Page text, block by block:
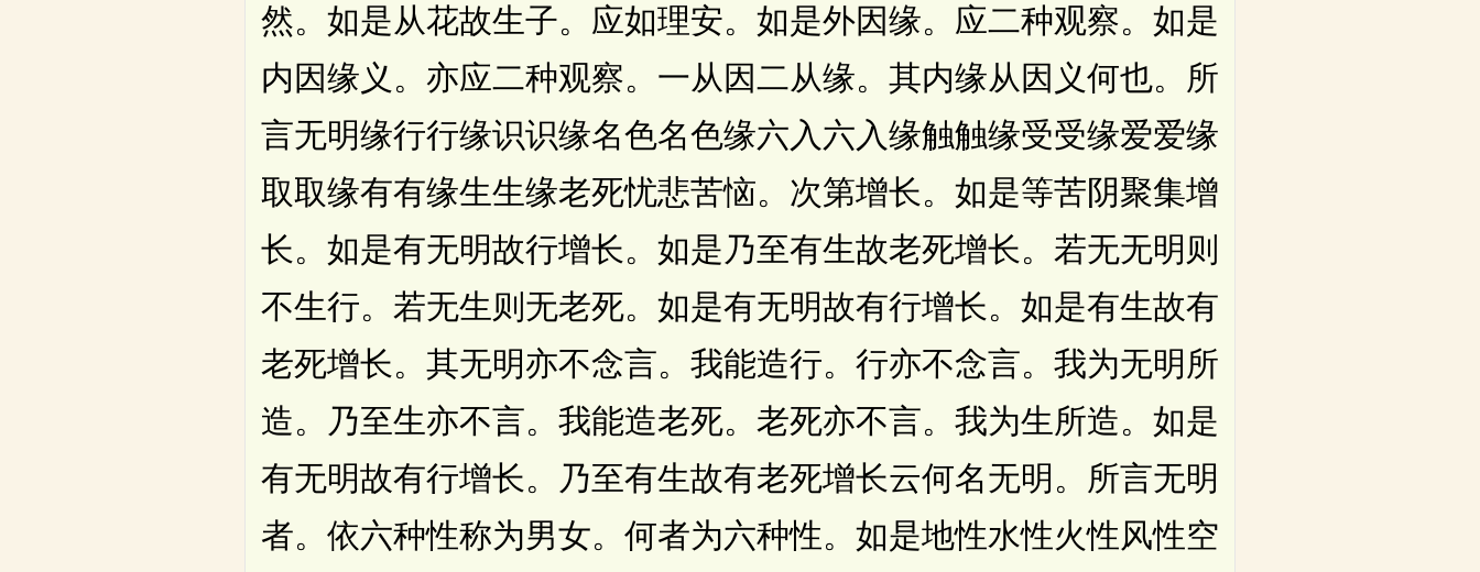
然。如是从花故生子。应如理安。如是外因缘。应二种观察。如是
内因缘义。亦应二种观察。一从因二从缘。其内缘从因义何也。所
言无明缘行行缘识识缘名色名色缘六入六入缘触触缘受受缘爱爱缘
取取缘有有缘生生缘老死忧悲苦恼。次第增长。如是等苦阴聚集增
长。如是有无明故行增长。如是乃至有生故老死增长。若无无明则
不生行。若无生则无老死。如是有无明故有行增长。如是有生故有
老死增长。其无明亦不念言。我能造行。行亦不念言。我为无明所
造。乃至生亦不言。我能造老死。老死亦不言。我为生所造。如是
有无明故有行增长。乃至有生故有老死增长云何名无明。所言无明
者。依六种性称为男女。何者为六种性。如是地性水性火性风性空